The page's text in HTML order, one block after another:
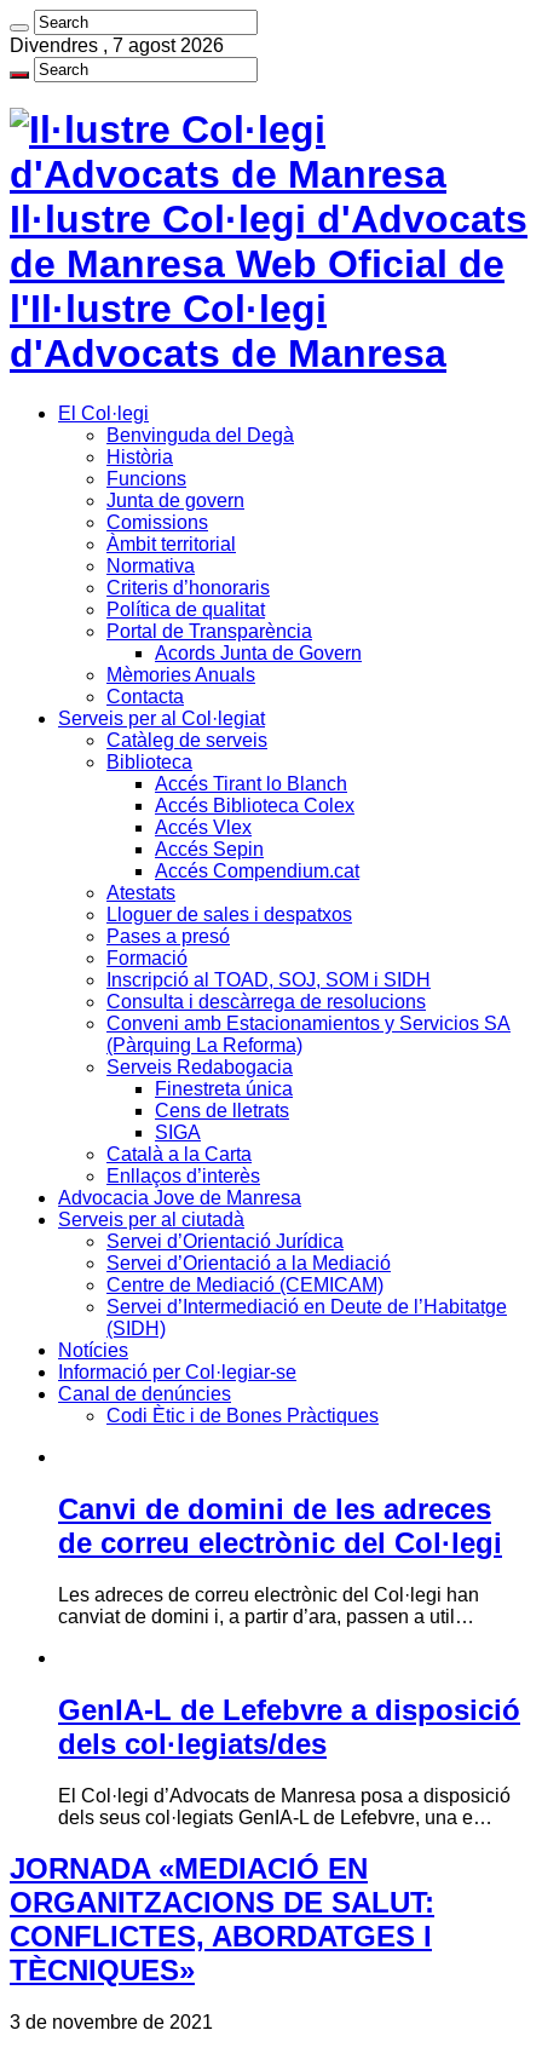
Divendres , 7 agost 2026
Il·lustre Col·legi d'Advocats
de Manresa Web Oficial de
l'Il·lustre Col·legi
d'Advocats de Manresa
El Col·legi
Benvinguda del Degà
Història
Funcions
Junta de govern
Comissions
Àmbit territorial
Normativa
Criteris d’honoraris
Política de qualitat
Portal de Transparència
Acords Junta de Govern
Mèmories Anuals
Contacta
Serveis per al Col·legiat
Catàleg de serveis
Biblioteca
Accés Tirant lo Blanch
Accés Biblioteca Colex
Accés Vlex
Accés Sepin
Accés Compendium.cat
Atestats
Lloguer de sales i despatxos
Pases a presó
Formació
Inscripció al TOAD, SOJ, SOM i SIDH
Consulta i descàrrega de resolucions
Conveni amb Estacionamientos y Servicios SA
(Pàrquing La Reforma)
Serveis Redabogacia
Finestreta única
Cens de lletrats
SIGA
Català a la Carta
Enllaços d’interès
Advocacia Jove de Manresa
Serveis per al ciutadà
Servei d’Orientació Jurídica
Servei d’Orientació a la Mediació
Centre de Mediació (CEMICAM)
Servei d’Intermediació en Deute de l’Habitatge
(SIDH)
Notícies
Informació per Col·legiar-se
Canal de denúncies
Codi Ètic i de Bones Pràctiques
Canvi de domini de les adreces
de correu electrònic del Col·legi
Les adreces de correu electrònic del Col·legi han
canviat de domini i, a partir d’ara, passen a util…
GenIA-L de Lefebvre a disposició
dels col·legiats/des
El Col·legi d’Advocats de Manresa posa a disposició
dels seus col·legiats GenIA-L de Lefebvre, una e…
JORNADA «MEDIACIÓ EN
ORGANITZACIONS DE SALUT:
CONFLICTES, ABORDATGES I
TÈCNIQUES»
3 de novembre de 2021